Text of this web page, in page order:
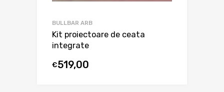
BULLBAR ARB
Kit proiectoare de ceata
integrate
€519,00